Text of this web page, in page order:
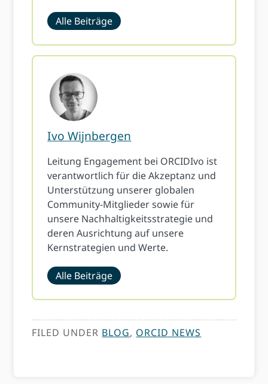
Alle Beiträge
Ivo Wijnbergen
Leitung Engagement bei ORCIDIvo ist
verantwortlich für die Akzeptanz und
Unterstützung unserer globalen
Community-Mitglieder sowie für
unsere Nachhaltigkeitsstrategie und
deren Ausrichtung auf unsere
Kernstrategien und Werte.
Alle Beiträge
FILED UNDER BLOG, ORCID NEWS